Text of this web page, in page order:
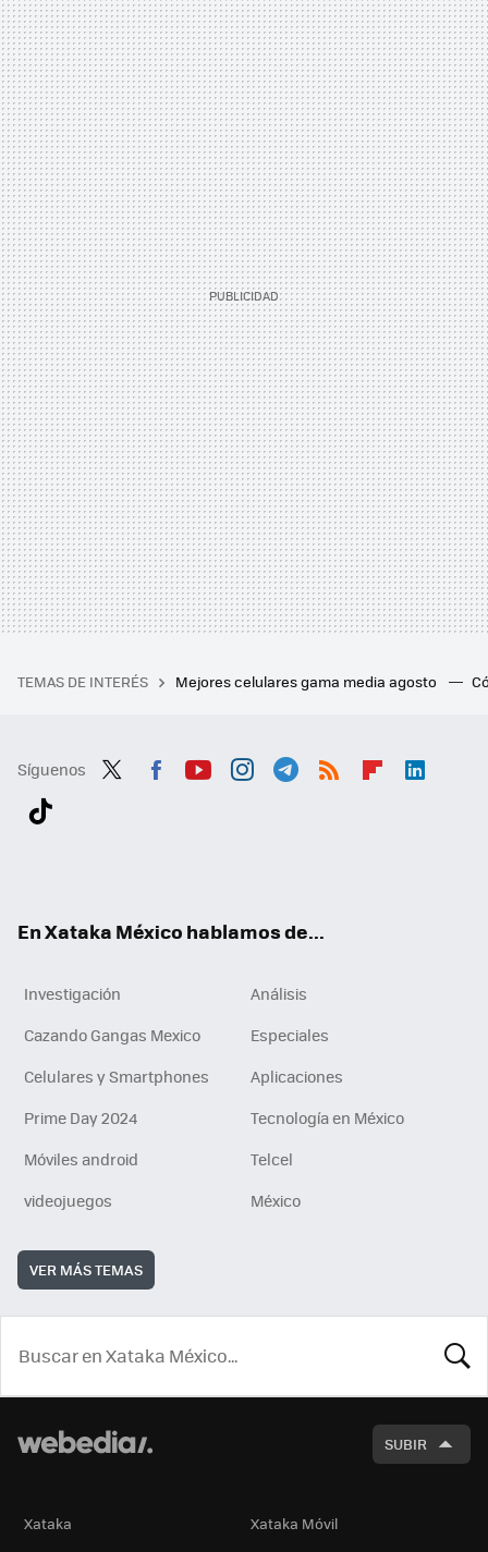
TEMAS DE INTERÉS Mejores celulares gama media agosto
Síguenos
En Xataka México hablamos de...
Investigación
Análisis
Cazando Gangas Mexico
Especiales
Celulares y Smartphones
Aplicaciones
Prime Day 2024
Tecnología en México
Móviles android
Telcel
videojuegos
México
VER MÁS TEMAS
SUBIR
Xataka
Xataka Móvil